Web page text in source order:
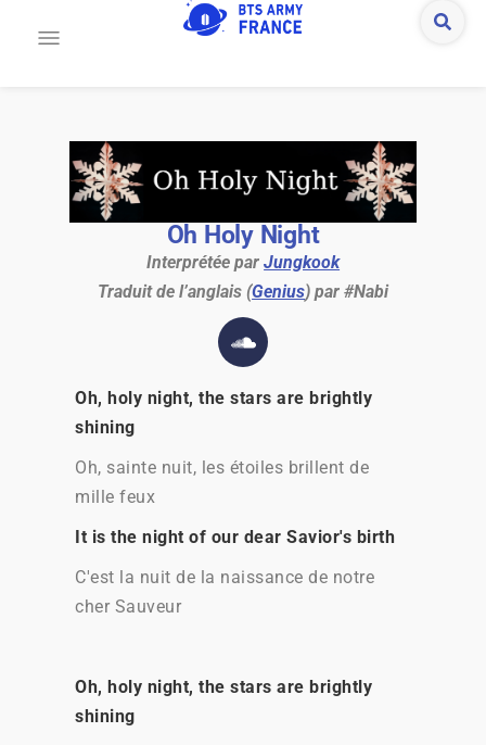
Oh Holy Night
Interprétée parJungkook
Traduit de l’anglais (Genius) par #Nabi
Oh, holy night, the stars are brightly
shining
Oh, sainte nuit, les étoiles brillent de
mille feux
It is the night of our dear Savior's birth
C'est la nuit de la naissance de notre
cher Sauveur
Oh, holy night, the stars are brightly
shining